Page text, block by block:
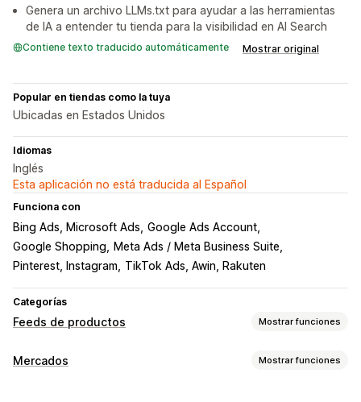
Genera un archivo LLMs.txt para ayudar a las herramientas
de IA a entender tu tienda para la visibilidad en AI Search
Contiene texto traducido automáticamente Mostrar original
Popular en tiendas como la tuya
Ubicadas en Estados Unidos
Idiomas
Inglés
Esta aplicación no está traducida al Español
Funciona con
Bing Ads, Microsoft Ads Google Ads Account
Google Shopping
Meta Ads / Meta Business Suite
Pinterest, Instagram
TikTok Ads, Awin, Rakuten
Categorías
Feeds de productos Mostrar funciones
Personalización de feed
Mercados Mostrar funciones